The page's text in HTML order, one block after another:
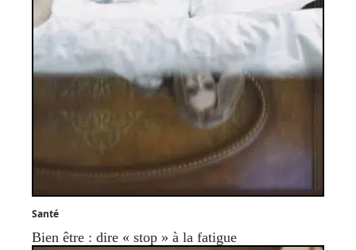
Santé
Bien être : dire « stop » à la fatigue